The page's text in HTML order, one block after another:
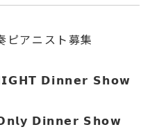
ピアニスト募集
𝗗𝗶𝗻𝗻𝗲𝗿 𝗦𝗵𝗼𝘄
𝗗𝗶𝗻𝗻𝗲𝗿 𝗦𝗵𝗼𝘄